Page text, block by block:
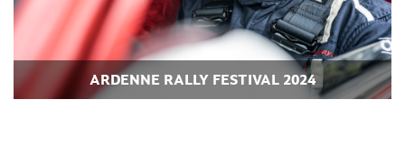
ARDENNE RALLY FESTIVAL 2024